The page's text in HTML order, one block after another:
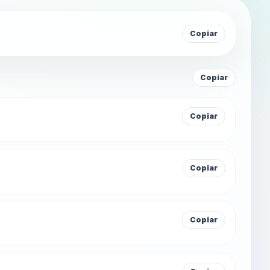
Copiar
Copiar
Copiar
Copiar
Copiar